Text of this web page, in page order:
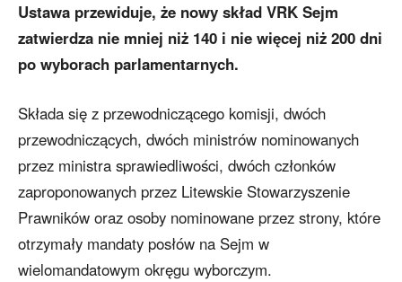
Ustawa przewiduje, że nowy skład VRK Sejm
zatwierdza nie mniej niż 140 i nie więcej niż 200 dni
po wyborach parlamentarnych.
Składa się z przewodniczącego komisji, dwóch
przewodniczących, dwóch ministrów nominowanych
przez ministra sprawiedliwości, dwóch członków
zaproponowanych przez Litewskie Stowarzyszenie
Prawników oraz osoby nominowane przez strony, które
otrzymały mandaty posłów na Sejm w
wielomandatowym okręgu wyborczym.